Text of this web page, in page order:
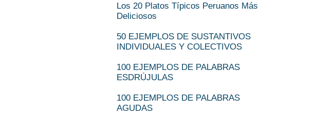
Los 20 Platos Típicos Peruanos Más
Deliciosos
50 EJEMPLOS DE SUSTANTIVOS
INDIVIDUALES Y COLECTIVOS
100 EJEMPLOS DE PALABRAS
ESDRÚJULAS
100 EJEMPLOS DE PALABRAS
AGUDAS